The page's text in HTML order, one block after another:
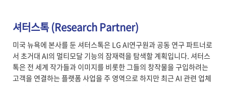
셔터스톡 (Research Partner)
미국 뉴욕에 본사를 둔 셔터스톡은 LG AI연구원과 공동 연구 파트너로
서 초거대 AI의 멀티모달 기능의 잠재력을 탐색할 계획입니다. 셔터스
톡은 전 세계 작가들과 이미지를 비롯한 그들의 창작물을 구입하려는
고객을 연결하는 플랫폼 사업을 주 영역으로 하지만 최근 AI 관련 업체